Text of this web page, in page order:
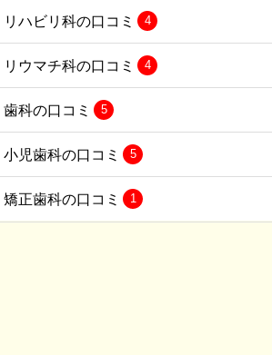
リハビリ科の口コミ 4
リウマチ科の口コミ 4
歯科の口コミ 5
小児歯科の口コミ 5
矯正歯科の口コミ 1